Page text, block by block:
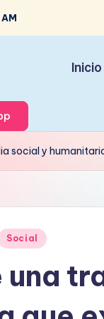
Inicio
social y
Social
una